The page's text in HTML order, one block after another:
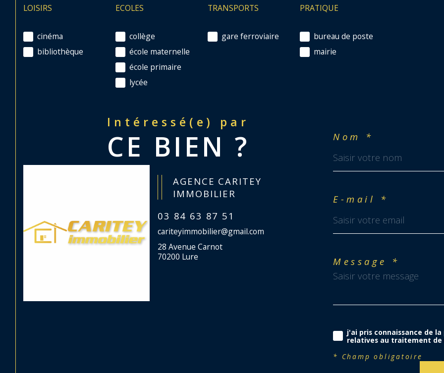
LOISIRS
cinéma
bibliothèque
ECOLES
collège
école maternelle
école primaire
lycée
TRANSPORTS
gare ferroviaire
PRATIQUE
bureau de poste
mairie
Intéressé(e) par
CE BIEN ?
AGENCE CARITEY
IMMOBILIER
03 84 63 87 51
cariteyimmobilier@gmail.com
28 Avenue Carnot
70200 Lure
Nom *
E-mail *
Message *
j'ai pris connaissance de
relatives au traitement de
* Champ obligatoire